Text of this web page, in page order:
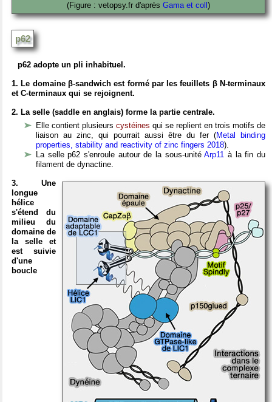
(Figure : vetopsy.fr d'après Gama et coll)
p62
p62 adopte un pli inhabituel.
1. Le domaine β-sandwich est formé par les feuillets β N-terminaux
et C-terminaux qui se rejoignent.
2. La selle (saddle en anglais) forme la partie centrale.
Elle contient plusieurs cystéines qui se replient en trois motifs de
liaison au zinc, qui pourrait aussi être du fer (Metal binding
properties, stability and reactivity of zinc fingers 2018).
La selle p62 s'enroule autour de la sous-unitéArp11 à la fin du
filament de dynactine.
3. Une
longue
hélice
s'étend du
milieu du
domaine de
la selle et
est suivie
d'une
boucle